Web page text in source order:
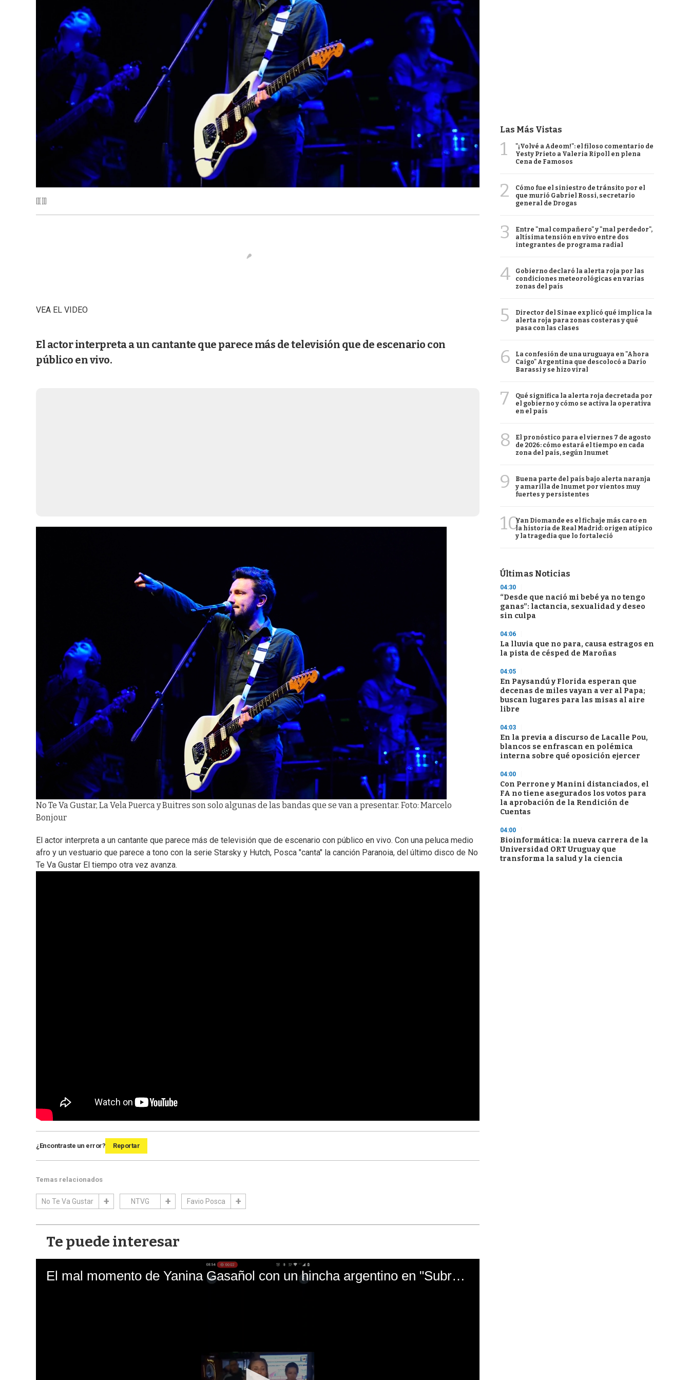
VEA EL VIDEO
El actor interpreta a un cantante que parece más de televisión que de escenario con
público en vivo.
No Te Va Gustar, La Vela Puerca y Buitres son solo algunas de las bandas que se van a presentar. Foto: Marcelo
Bonjour
El actor interpreta a un cantante que parece más de televisión que de escenario con público en vivo. Con una peluca medio
afro y un vestuario que parece a tono con la serie Starsky y Hutch, Posca "canta" la canción Paranoia, del último disco de No
Te Va Gustar El tiempo otra vez avanza.
¿Encontraste un error? Reportar
Temas relacionados
No Te Va Gustar NTVG Favio Posca
Te puede interesar
El mal momento de Yanina Gasañol con un hincha argentino en "Subrayado"
Las Más Vistas
1
"¡Volvé a Adeom!": el filoso comentario de
Yesty Prieto a Valeria Ripoll en plena
Cena de Famosos
2
Cómo fue el siniestro de tránsito por el
que murió Gabriel Rossi, secretario
general de Drogas
3
Entre "mal compañero" y "mal perdedor",
altísima tensión en vivo entre dos
integrantes de programa radial
4
Gobierno declaró la alerta roja por las
condiciones meteorológicas en varias
zonas del país
5
Director del Sinae explicó qué implica la
alerta roja para zonas costeras y qué
pasa con las clases
6
La confesión de una uruguaya en "Ahora
Caigo" Argentina que descolocó a Darío
Barassi y se hizo viral
7
Qué significa la alerta roja decretada por
el gobierno y cómo se activa la operativa
en el país
8
El pronóstico para el viernes 7 de agosto
de 2026: cómo estará el tiempo en cada
zona del país, según Inumet
9
Buena parte del país bajo alerta naranja
y amarilla de Inumet por vientos muy
fuertes y persistentes
10Yan Diomande es el fichaje más caro en
la historia de Real Madrid: origen atípico
y la tragedia que lo fortaleció
Últimas Noticias
04:30
“Desde que nació mi bebé ya no tengo
ganas”: lactancia, sexualidad y deseo
sin culpa
04:06
La lluvia que no para, causa estragos en
la pista de césped de Maroñas
04:05
En Paysandú y Florida esperan que
decenas de miles vayan a ver al Papa;
buscan lugares para las misas al aire
libre
04:03
En la previa a discurso de Lacalle Pou,
blancos se enfrascan en polémica
interna sobre qué oposición ejercer
04:00
Con Perrone y Manini distanciados, el
FA no tiene asegurados los votos para
la aprobación de la Rendición de
Cuentas
04:00
Bioinformática: la nueva carrera de la
Universidad ORT Uruguay que
transforma la salud y la ciencia